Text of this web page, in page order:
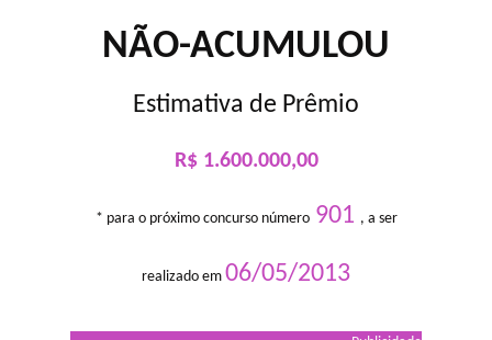
NÃO-ACUMULOU
Estimativa de Prêmio
R$ 1.600.000,00
* para o próximo concurso número901 , a ser
realizado em 06/05/2013